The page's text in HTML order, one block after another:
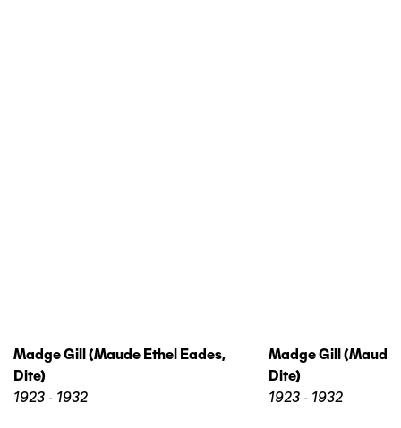
Madge Gill (maude Ethel Eades,
Dite)
1923 - 1932
Madge Gill (maude
Dite)
1923 - 1932